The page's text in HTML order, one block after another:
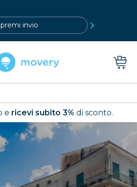
e ricevi subito 3% di sconto.